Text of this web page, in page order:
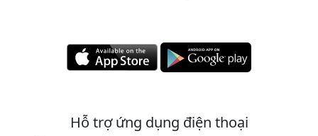
Hỗ trợ ứng dụng điện thoại